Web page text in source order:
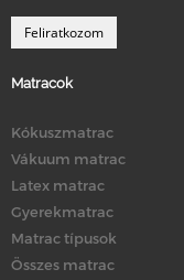
Matracok
Kókuszmatrac
Vákuum matrac
Latex matrac
Gyerekmatrac
Matrac típusok
Összes matrac